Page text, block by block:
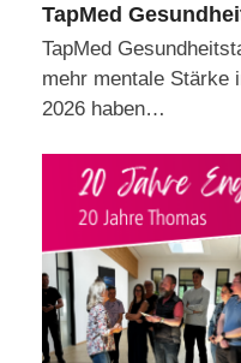
TapMed
TapMed
mehr mentale Stärke
2026 haben…